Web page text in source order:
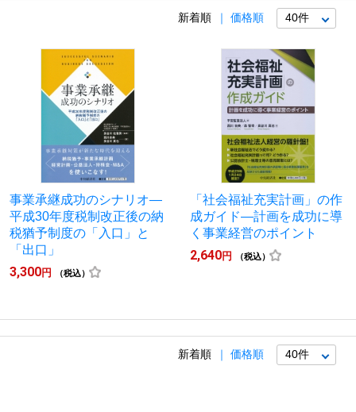
新着順 価格順
事業承継成功のシナリオ―
平成30年度税制改正後の納
税猶予制度の「入口」と
「出口」
3,300円 （税込）
「社会福祉充実計画」の作
成ガイド―計画を成功に導
く事業経営のポイント
2,640円 （税込）
新着順 価格順